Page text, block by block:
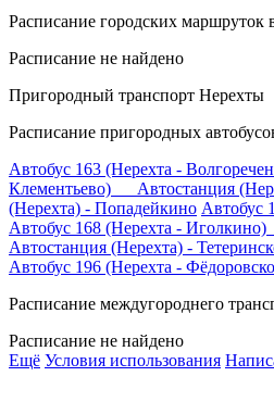
Расписание городских маршруток
Расписание не найдено
Пригородный транспорт Нерехты
Расписание пригородных
Автобус 163 (Нерехта -
Клементьево) Автостанция
(Нерехта) - Попадейкино Автобус
Автобус 168 (Нерехта -
Автостанция (Нерехта) -
Автобус 196 (Нерехта -
Расписание междугороднего
Расписание не найдено
Ещё Условия использования